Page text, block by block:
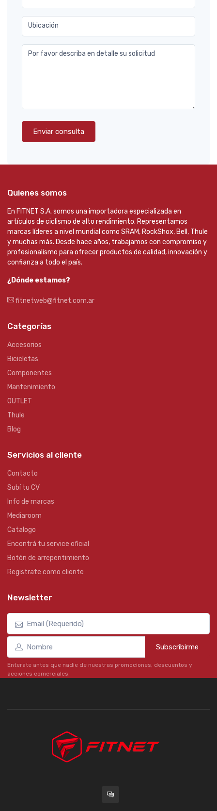
Ubicación
Por favor describa en detalle su solicitud
Enviar consulta
Quienes somos
En FITNET S.A. somos una importadora especializada en
artículos de ciclismo de alto rendimiento. Representamos
marcas líderes a nivel mundial como SRAM, RockShox, Bell, Thule
y muchas más. Desde hace años, trabajamos con compromiso y
profesionalismo para ofrecer productos de calidad, innovación y
confianza a todo el país.
¿Dónde estamos?
fitnetweb@fitnet.com.ar
Categorías
Accesorios
Bicicletas
Componentes
Mantenimiento
OUTLET
Thule
Blog
Servicios al cliente
Contacto
Subí tu CV
Info de marcas
Mediaroom
Catalogo
Encontrá tu service oficial
Botón de arrepentimiento
Registrate como cliente
Newsletter
Subscribirme
Enterate antes que nadie de nuestras promociones, descuentos y
acciones comerciales.